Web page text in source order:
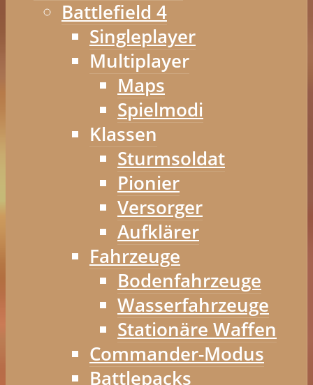
Battlefield 4
Singleplayer
Multiplayer
Maps
Spielmodi
Klassen
Sturmsoldat
Pionier
Versorger
Aufklärer
Fahrzeuge
Bodenfahrzeuge
Wasserfahrzeuge
Stationäre Waffen
Commander-Modus
Battlepacks